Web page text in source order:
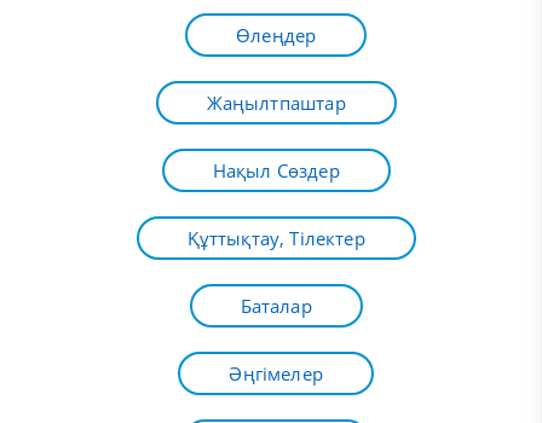
Өлеңдер
Жаңылтпаштар
Нақыл Сөздер
Құттықтау, Тілектер
Баталар
Әңгімелер